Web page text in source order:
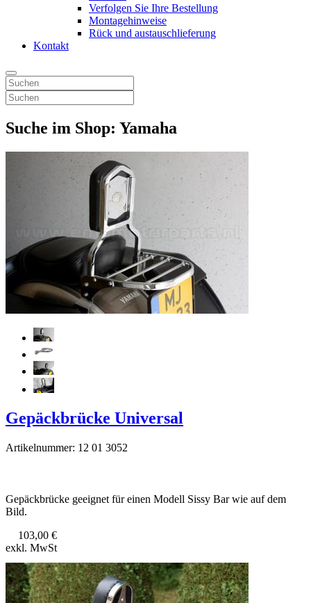
Verfolgen Sie Ihre Bestellung
Montagehinweise
Rück und austauschlieferung
Kontakt
Suche im Shop: Yamaha
Gepäckbrücke Universal
Artikelnummer: 12 01 3052
Gepäckbrücke geeignet für einen Modell Sissy Bar wie auf dem
Bild.
103,00 €
exkl. MwSt